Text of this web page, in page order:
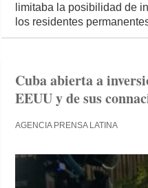
limitaba la posibilidad de
los residentes
Cuba abierta a
EEUU y de sus
AGENCIA PRENSA LATINA